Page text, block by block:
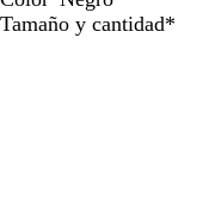
y
y
N
A
Tamaño y cantidad*